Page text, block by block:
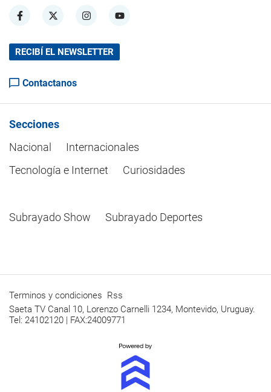
RECIBÍ EL NEWSLETTER
Contactanos
Secciones
Nacional
Internacionales
Tecnología e Internet
Curiosidades
Subrayado Show Subrayado Deportes
Terminos y condiciones Rss
Saeta TV Canal 10, Lorenzo Carnelli 1234, Montevido, Uruguay.
Tel: 24102120 | FAX:24009771